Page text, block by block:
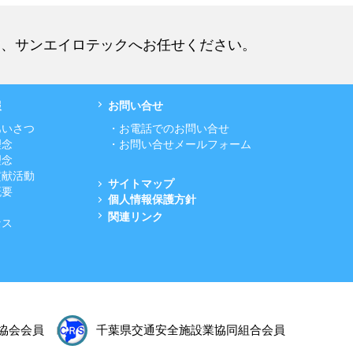
サンエイロテックへお任せください。
いさつ
献活動
要
お問い合せ
・お電話でのお問い合せ
・お問い合せメールフォーム
サイトマップ
個人情報保護方針
関連リンク
会会員 千葉県交通安全施設業協同組合会員